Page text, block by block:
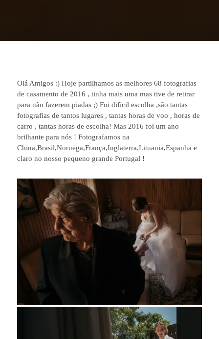
Olá Amigos :) Hoje partilhamos as melhores 68 fotografias
de casamento de 2016 , tinha mais uma mas tive de retirar
para não fazerem piadas ;) Foi difícil escolha ,são tantas
fotografias de tantos lugares , tantas horas de voo , horas de
carro , tantas horas de escolha! Mas 2016 foi um ano
brilhante para nós ! Fotografamos na
China,Brasil,Noruega,França,Inglaterra,Lituania,Espanha e
claro no nosso pequeno grande Portugal !